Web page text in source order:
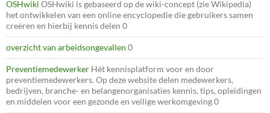
OSHwiki OSHwiki is gebaseerd op de wiki-concept (zie Wikipedia)
het ontwikkelen van een online encyclopedie die gebruikers samen
creëren en hierbij kennis delen 0
overzicht van arbeidsongevallen 0
Preventiemedewerker Hét kennisplatform voor en door
preventiemedewerkers. Op deze website delen medewerkers,
bedrijven, branche- en belangenorganisaties kennis, tips, opleidingen
en middelen voor een gezonde en veilige werkomgeving 0